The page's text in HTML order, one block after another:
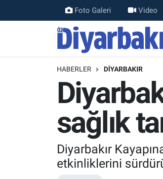
Foto Galeri Video
HABERLER DİYARBAKIR
sağlık
Diyarbakır
etkinliklerini
RESMİ İLANLAR
DİYARBAKIR
Nöbetçi Eczaneler
Namaz Vakitleri
Süper Lig Puan Durumu ve Fikstür
Tüm Manşetler